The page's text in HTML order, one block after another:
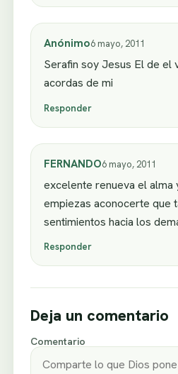
Anónimo6 mayo, 2011
Serafin soy Jesus El de el
acordas de mi
Responder
FERNANDO6 mayo, 2011
excelente renueva el alma
empiezas aconocerte que
sentimientos hacia los
Responder
Deja un comentario
Comentario